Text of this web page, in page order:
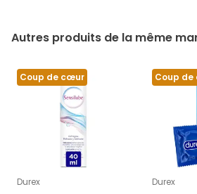
Autres produits de la même
Coup de cœur
Durex
Coup
Durex